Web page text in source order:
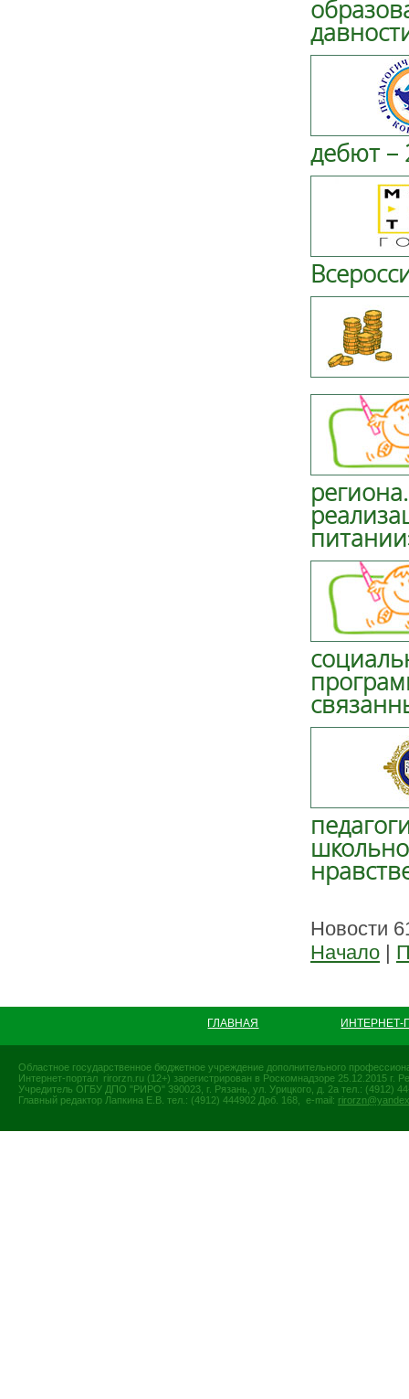
дебют –
Новости
Начало |
ГЛАВНАЯ
Областное государственное бюджетное учреждение дополнительного
Интернет-портал rirorzn.ru (12+) зарегистрирован в Роскомнадзоре 25.12.2015
Учредитель ОГБУ ДПО "РИРО" 390023, г. Рязань, ул. Урицкого, д. 2а тел.: (4912)
Главный редактор Лапкина Е.В. тел.: (4912) 444902 Доб. 168, e-mail: